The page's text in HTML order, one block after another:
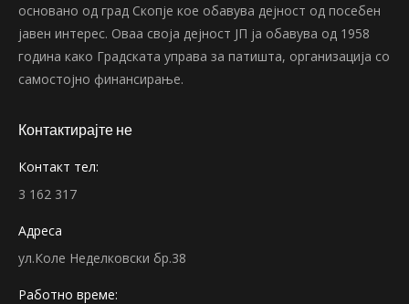
основано од град Скопје кое обавува дејност од посебен
јавен интерес. Оваа своја дејност ЈП ја обавува од 1958
година како Градската управа за патишта, организација со
самостојно финансирање.
Контактирајте не
Контакт тел:
3 162 317
Адреса
ул.Коле Неделковски бр.38
Работно време: